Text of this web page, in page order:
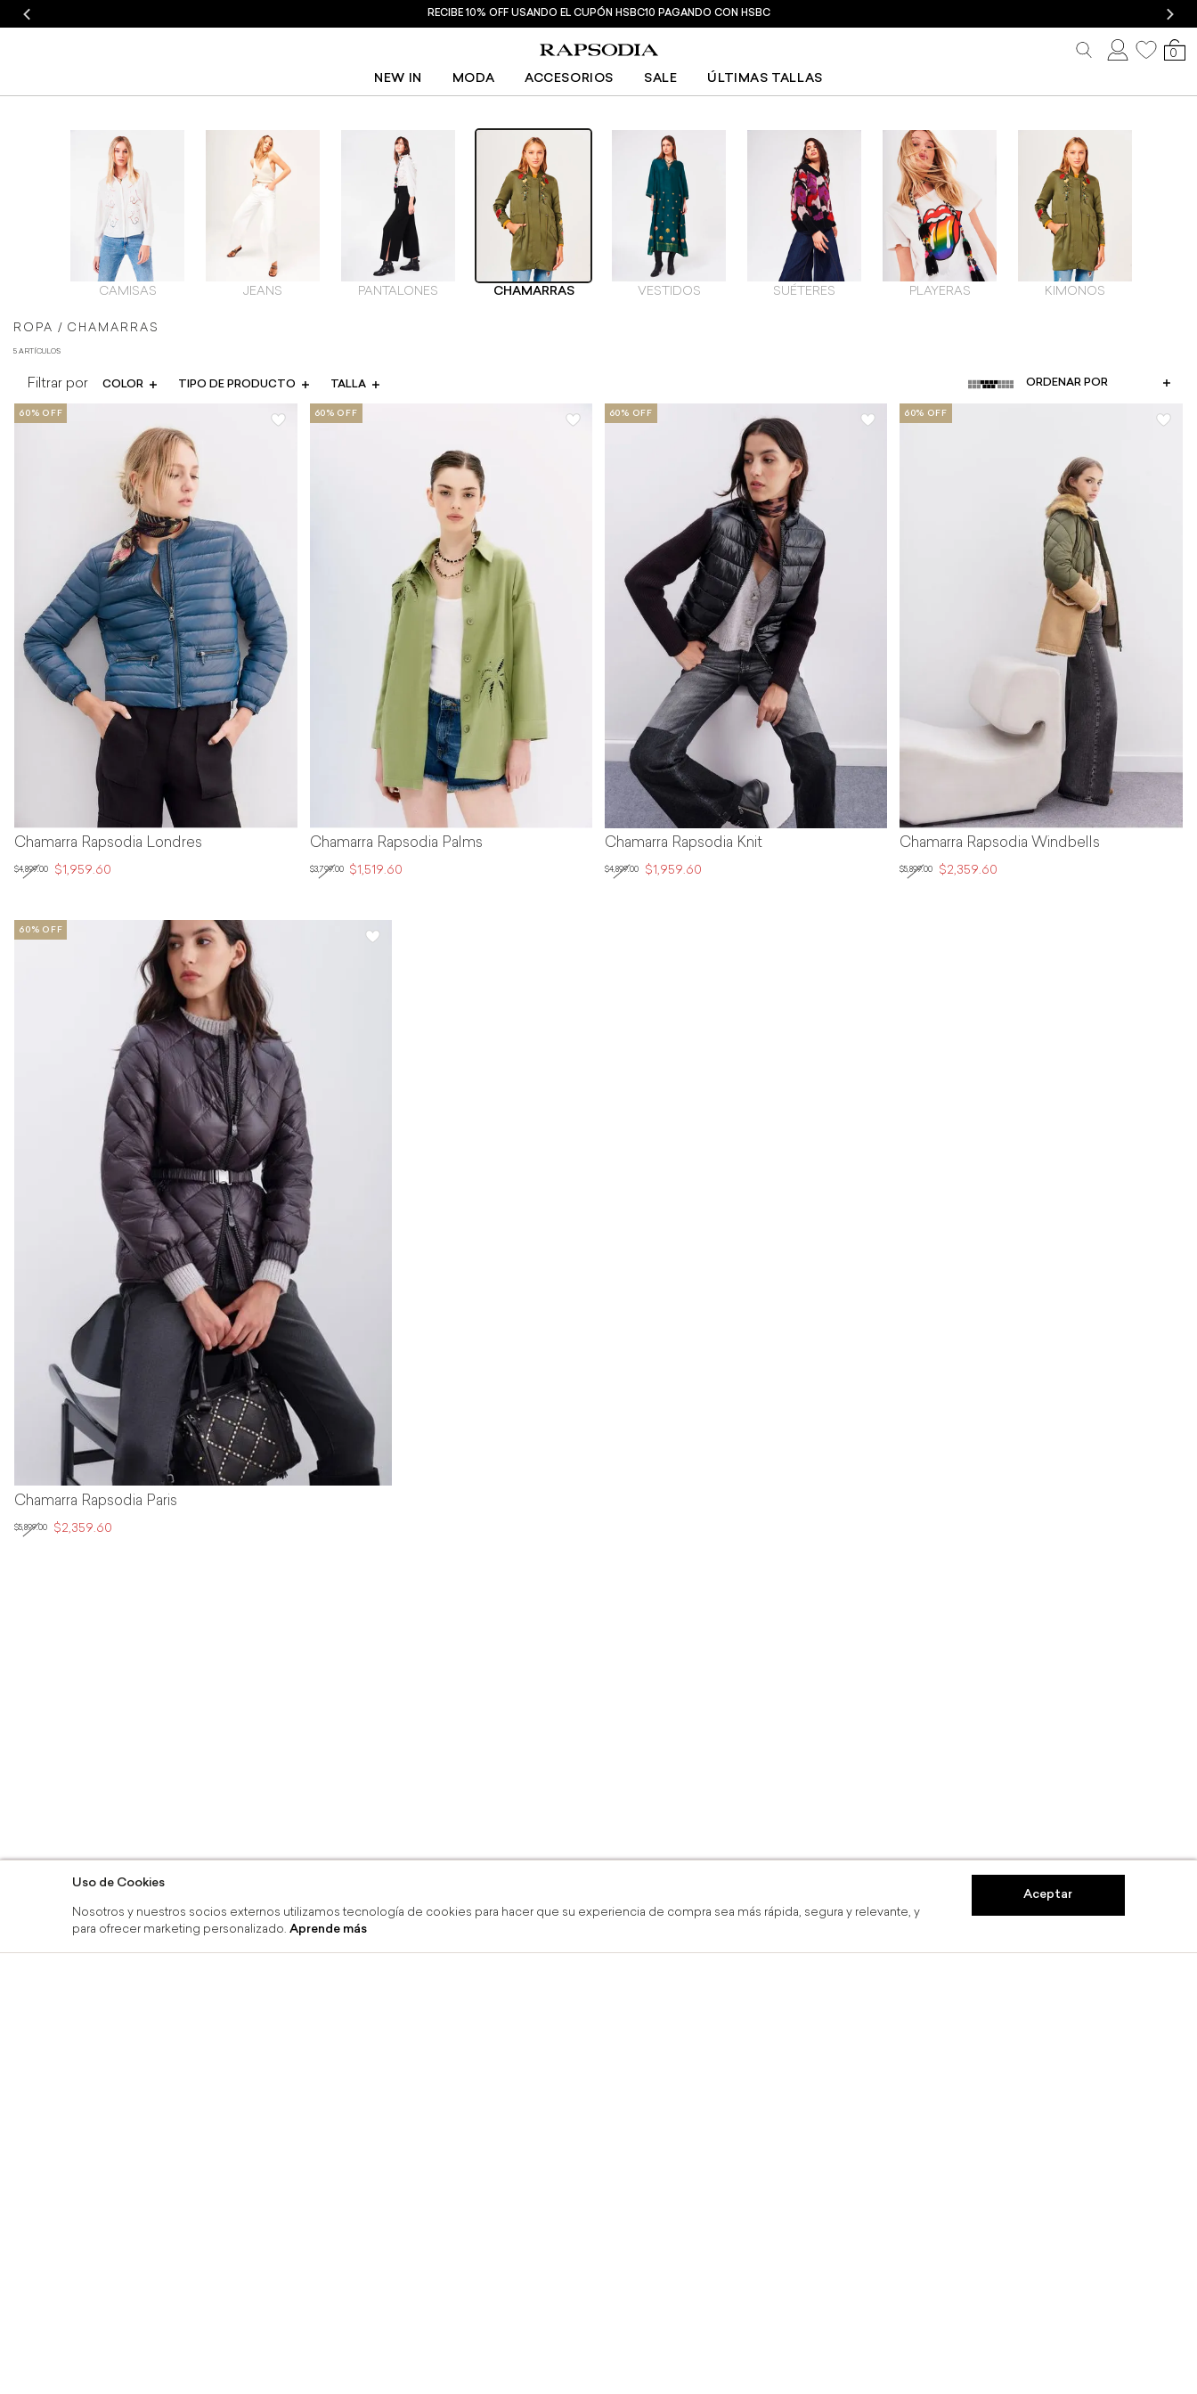
RECIBE 10% OFF USANDO EL CUPÓN HSBC10 PAGANDO CON HSBC
NEW IN MODA ACCESORIOS SALE ÚLTIMAS TALLAS
0
CAMISAS JEANS PANTALONES CHAMARRAS VESTIDOS SUÉTERES PLAYERAS KIMONOS
ROPA CHAMARRAS
5 ARTÍCULOS
COLOR TIPO DE PRODUCTO TALLA ORDENAR POR
Chamarra Rapsodia Londres
$4,899.00 $1,959.60
Chamarra Rapsodia Palms
$3,799.00 $1,519.60
Chamarra Rapsodia Knit
$4,899.00 $1,959.60
Chamarra Rapsodia Windbells
$5,899.00 $2,359.60
Chamarra Rapsodia Paris
$5,899.00 $2,359.60
Uso de Cookies
Nosotros y nuestros socios externos utilizamos tecnología de cookies para hacer que su experiencia de compra sea más rápida, segura y relevante, y
para ofrecer marketing personalizado. Aprende más
Aceptar
y recoge en tienda Devoluciones gratis en línea y boutique